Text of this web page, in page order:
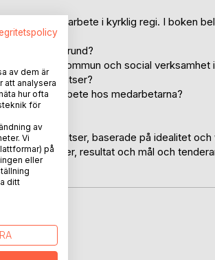
av socialt arbete i kyrklig regi. I boken
på kristen grund?
mellan kommun och social verksamhet
arbetsinsatser?
och samarbete hos medarbetarna?
insatser, baserade på idealitet och
på aktiviteter, resultat och mål och
BoD
av dem är
att analysera
hur ofta
för
av
Vi
på
eller
ditt